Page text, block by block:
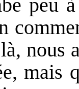
peu
nous
mais